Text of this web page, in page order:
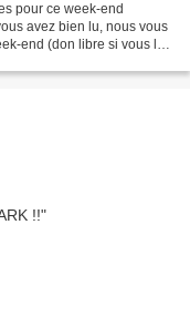
pour ce week-end
avez bien lu, nous vous
end (don libre si vous le